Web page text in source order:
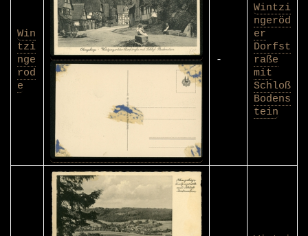
Win
tzi
nge
rod
e
-
Wintzi
ngeröd
er
Dorfst
raße
mit
Schloß
Bodens
tein